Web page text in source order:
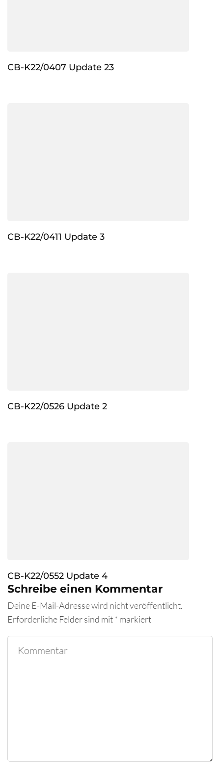
CB-K22/0407 Update 23
CB-K22/0411 Update 3
CB-K22/0526 Update 2
CB-K22/0552 Update 4
Schreibe einen Kommentar
Deine E-Mail-Adresse wird nicht veröffentlicht.
Erforderliche Felder sind mit* markiert